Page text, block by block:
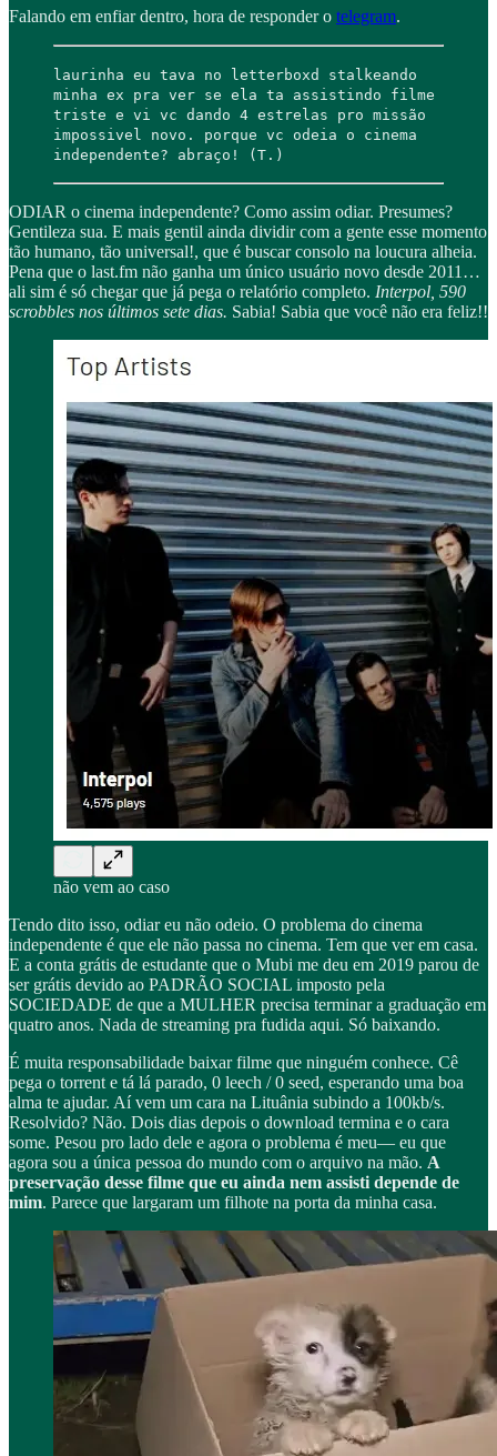
Falando em enfiar dentro, hora de responder o telegram.
laurinha eu tava no letterboxd stalkeando
minha ex pra ver se ela ta assistindo filme
triste e vi vc dando 4 estrelas pro missão
impossivel novo. porque vc odeia o cinema
independente? abraço! (T.)
ODIAR o cinema independente? Como assim odiar. Presumes?
Gentileza sua. E mais gentil ainda dividir com a gente esse momento
tão humano, tão universal!, que é buscar consolo na loucura alheia.
Pena que o last.fm não ganha um único usuário novo desde 2011…
ali sim é só chegar que já pega o relatório completo. Interpol, 590
scrobbles nos últimos sete dias. Sabia! Sabia que você não era feliz!!
não vem ao caso
Tendo dito isso, odiar eu não odeio. O problema do cinema
independente é que ele não passa no cinema. Tem que ver em casa.
E a conta grátis de estudante que o Mubi me deu em 2019 parou de
ser grátis devido ao PADRÃO SOCIAL imposto pela
SOCIEDADE de que a MULHER precisa terminar a graduação em
quatro anos. Nada de streaming pra fudida aqui. Só baixando.
É muita responsabilidade baixar filme que ninguém conhece. Cê
pega o torrent e tá lá parado, 0 leech / 0 seed, esperando uma boa
alma te ajudar. Aí vem um cara na Lituânia subindo a 100kb/s.
Resolvido? Não. Dois dias depois o download termina e o cara
some. Pesou pro lado dele e agora o problema é meu— eu que
agora sou a única pessoa do mundo com o arquivo na mão. A
preservação desse filme que eu ainda nem assisti depende de
mim. Parece que largaram um filhote na porta da minha casa.